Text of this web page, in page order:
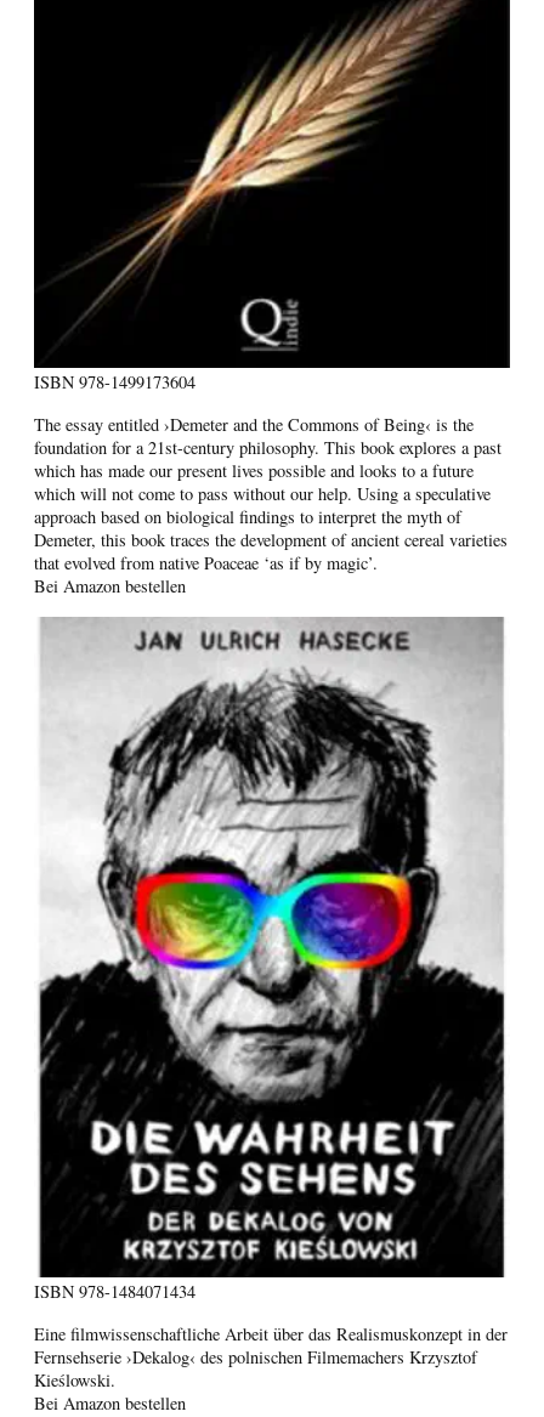
ISBN 978-1499173604
The essay entitled ›Demeter and the Commons of Being‹ is the
foundation for a 21st-century philosophy. This book explores a past
which has made our present lives possible and looks to a future
which will not come to pass without our help. Using a speculative
approach based on biological findings to interpret the myth of
Demeter, this book traces the development of ancient cereal varieties
that evolved from native Poaceae ‘as if by magic’.
Bei Amazon bestellen
ISBN 978-1484071434
Eine filmwissenschaftliche Arbeit über das Realismuskonzept in der
Fernsehserie ›Dekalog‹ des polnischen Filmemachers Krzysztof
Kieślowski.
Bei Amazon bestellen